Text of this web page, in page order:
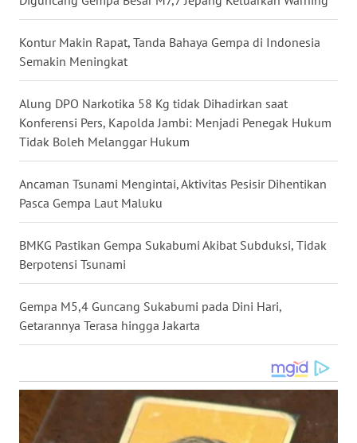
Kontur Makin Rapat, Tanda Bahaya Gempa di Indonesia
Semakin Meningkat
Alung DPO Narkotika 58 Kg tidak Dihadirkan saat
Konferensi Pers, Kapolda Jambi: Menjadi Penegak Hukum
Tidak Boleh Melanggar Hukum
Ancaman Tsunami Mengintai, Aktivitas Pesisir Dihentikan
Pasca Gempa Laut Maluku
BMKG Pastikan Gempa Sukabumi Akibat Subduksi, Tidak
Berpotensi Tsunami
Gempa M5,4 Guncang Sukabumi pada Dini Hari,
Getarannya Terasa hingga Jakarta
WN
BABEL
WN
SUMBAR
WN
SUMSEL
WN
WN
LAMPUNG
WN
JATENG
NUSANTARA
WN